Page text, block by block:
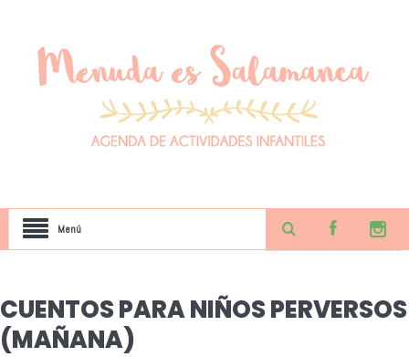
Menú
CUENTOS PARA NIÑOS PERVERSOS
(MAÑANA)